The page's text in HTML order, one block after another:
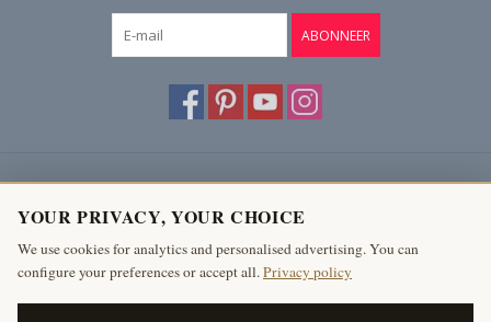
ABONNEER
Producten
Mijn account
YOUR PRIVACY, YOUR CHOICE
We use cookies for analytics and personalised advertising. You can
configure your preferences or accept all.Privacy policy